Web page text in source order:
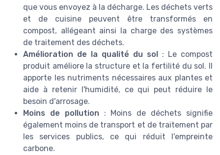
que vous envoyez à la décharge. Les déchets verts
et de cuisine peuvent être transformés en
compost, allégeant ainsi la charge des systèmes
de traitement des déchets.
Amélioration de la qualité du sol
: Le compost
produit améliore la structure et la fertilité du sol. Il
apporte les nutriments nécessaires aux plantes et
aide à retenir l'humidité, ce qui peut réduire le
besoin d'arrosage.
Moins de pollution : Moins de déchets signifie
également moins de transport et de traitement par
les services publics, ce qui réduit l'empreinte
carbone.